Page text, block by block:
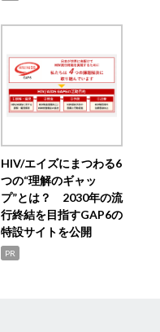
HIV/エイズにまつわる6
つの“理解のギャッ
プ”とは？ 2030年の流
行終結を目指すGAP6の
特設サイトを公開
PR